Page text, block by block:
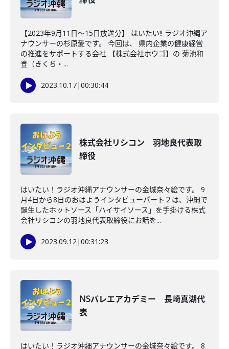
【2023年9月11日～15日放送分】 はいたい!! ラジオ沖縄ア
ナウンサーの杉原愛です。 今回は、 県内企業の健康経営
の推進をサポートする会社 【株式会社ホウゴ】の 菊池和
登（きくち・...
2023.10.17|00:30:44
株式会社リシコン 羽地良代表取
締役
はいたい！ラジオ沖縄アナウンサーの金城奈々絵です。 9
月4日から8日のおはようインタビューパート２は、沖縄で
誕生したホットソース「ハイサイソース」を手掛ける株式
会社リシコンの羽地良代表取締役にお話を...
2023.09.12|00:31:23
NSバレエアカデミー 長崎真湖代
表
はいたい！ラジオ沖縄アナウンサーの金城奈々絵です。 8